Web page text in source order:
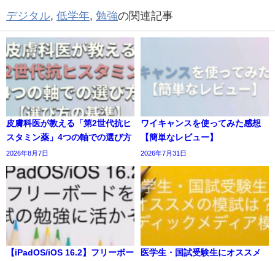
デジタル, 低学年, 勉強の関連記事
皮膚科医が教える「第2世代抗ヒ
スタミン薬」4つの軸での選び方
2026年8月7日
ワイキャンスを使ってみた感想
【簡単なレビュー】
2026年7月31日
【iPadOS/iOS 16.2】フリーボー
医学生・国試受験生にオススメ